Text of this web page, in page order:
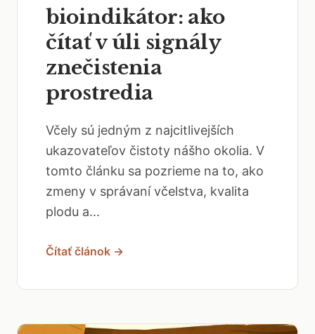
bioindikátor: ako
čítať v úli signály
znečistenia
prostredia
Včely sú jedným z najcitlivejších
ukazovateľov čistoty nášho okolia. V
tomto článku sa pozrieme na to, ako
zmeny v správaní včelstva, kvalita
plodu a...
Čítať článok →